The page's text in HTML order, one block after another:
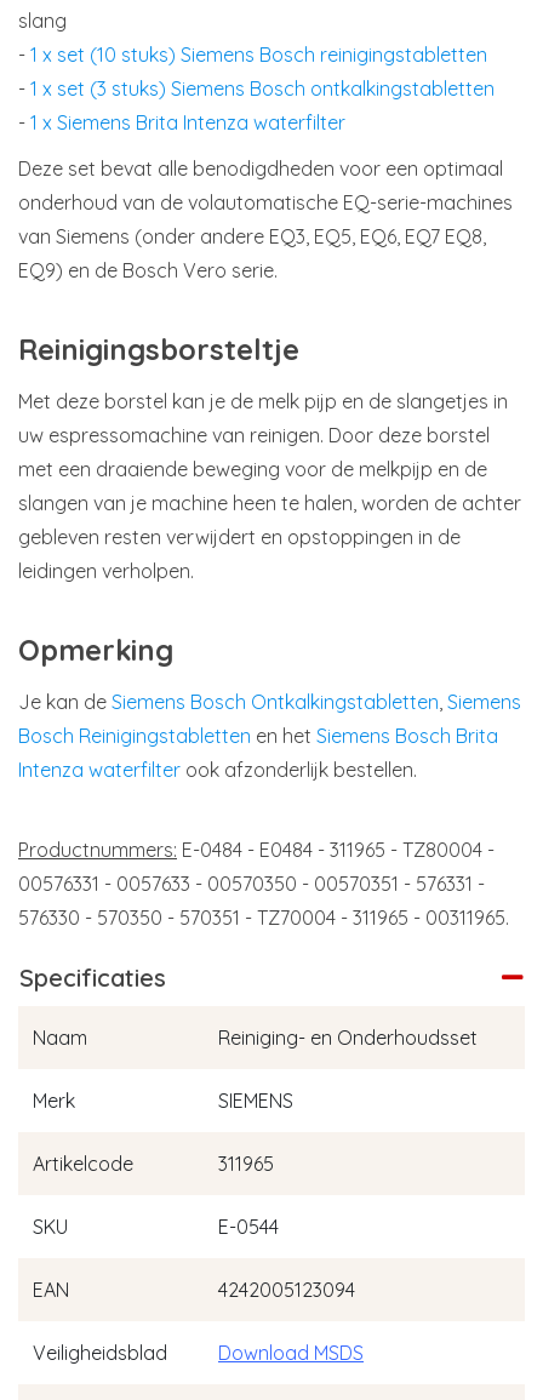
slang
- 1 x set (10 stuks) Siemens Bosch reinigingstabletten
- 1 x set (3 stuks) Siemens Bosch ontkalkingstabletten
- 1 x Siemens Brita Intenza waterfilter
Deze set bevat alle benodigdheden voor een optimaal
onderhoud van de volautomatische EQ-serie-machines
van Siemens (onder andere EQ3, EQ5, EQ6, EQ7 EQ8,
EQ9) en de Bosch Vero serie.
Reinigingsborsteltje
Met deze borstel kan je de melk pijp en de slangetjes in
uw espressomachine van reinigen. Door deze borstel
met een draaiende beweging voor de melkpijp en de
slangen van je machine heen te halen, worden de achter
gebleven resten verwijdert en opstoppingen in de
leidingen verholpen.
Opmerking
Je kan de Siemens Bosch Ontkalkingstabletten, Siemens
Bosch Reinigingstabletten en het Siemens Bosch Brita
Intenza waterfilter ook afzonderlijk bestellen.
Productnummers: E-0484 - E0484 - 311965 - TZ80004 -
00576331 - 0057633 - 00570350 - 00570351 - 576331 -
576330 - 570350 - 570351 - TZ70004 - 311965 - 00311965.
Specificaties
Naam Reiniging- en Onderhoudsset
Merk SIEMENS
Artikelcode 311965
SKU E-0544
EAN 4242005123094
Veiligheidsblad Download MSDS